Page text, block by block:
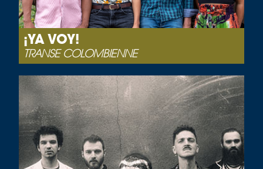
¡YA VOY!
TRANSE COLOMBIENNE